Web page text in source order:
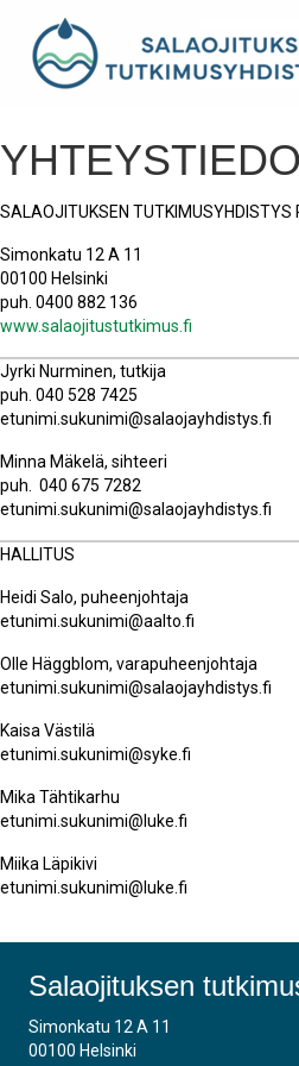
SALAOJITUKSEN TUTKIMUSYHDISTYS
Simonkatu 12 A 11
00100 Helsinki
puh. 0400 882 136
www.salaojitustutkimus.fi
Jyrki Nurminen, tutkija
puh. 040 528 7425
etunimi.sukunimi@salaojayhdistys.fi
Minna Mäkelä, sihteeri
puh. 040 675 7282
etunimi.sukunimi@salaojayhdistys.fi
HALLITUS
Heidi Salo, puheenjohtaja
etunimi.sukunimi@aalto.fi
Olle Häggblom, varapuheenjohtaja
etunimi.sukunimi@salaojayhdistys.fi
Kaisa Västilä
etunimi.sukunimi@syke.fi
Mika Tähtikarhu
etunimi.sukunimi@luke.fi
Miika Läpikivi
etunimi.sukunimi@luke.fi
Salaojituksen
Simonkatu 12 A 11
00100 Helsinki